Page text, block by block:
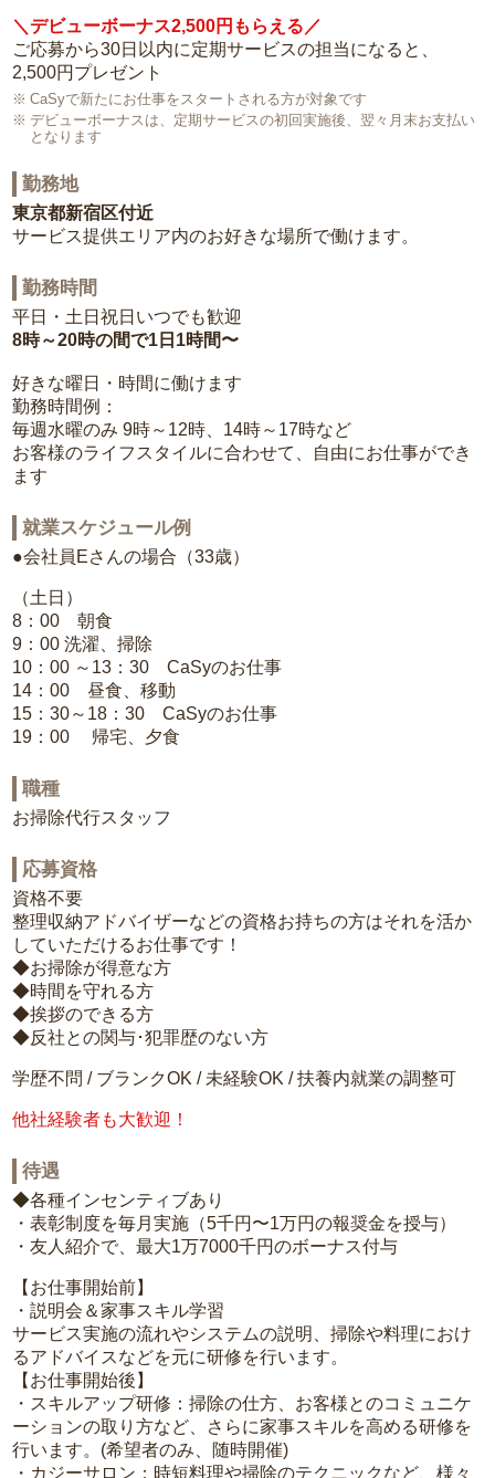
＼デビューボーナス2,500円もらえる／
ご応募から30日以内に定期サービスの担当になると、
2,500円プレゼント
CaSyで新たにお仕事をスタートされる方が対象です
デビューボーナスは、定期サービスの初回実施後、翌々月末お支払い
となります
勤務地
東京都新宿区付近
サービス提供エリア内のお好きな場所で働けます。
勤務時間
平日・土日祝日いつでも歓迎
8時～20時の間で1日1時間〜
好きな曜日・時間に働けます
勤務時間例：
毎週水曜のみ 9時～12時、14時～17時など
お客様のライフスタイルに合わせて、自由にお仕事ができ
ます
就業スケジュール例
●会社員Eさんの場合（33歳）
（土日）
8：00 朝食
9：00 洗濯、掃除
10：00 ～13：30 CaSyのお仕事
14：00 昼食、移動
15：30～18：30 CaSyのお仕事
19：00 帰宅、夕食
職種
お掃除代行スタッフ
応募資格
資格不要
整理収納アドバイザーなどの資格お持ちの方はそれを活か
していただけるお仕事です！
◆お掃除が得意な方
◆時間を守れる方
◆挨拶のできる方
◆反社との関与･犯罪歴のない方
学歴不問 / ブランクOK / 未経験OK / 扶養内就業の調整可
他社経験者も大歓迎！
待遇
◆各種インセンティブあり
・表彰制度を毎月実施（5千円〜1万円の報奨金を授与）
・友人紹介で、最大1万7000千円のボーナス付与
【お仕事開始前】
・説明会＆家事スキル学習
サービス実施の流れやシステムの説明、掃除や料理におけ
るアドバイスなどを元に研修を行います。
【お仕事開始後】
・スキルアップ研修：掃除の仕方、お客様とのコミュニケ
ーションの取り方など、さらに家事スキルを高める研修を
行います。(希望者のみ、随時開催)
・カジーサロン：時短料理や掃除のテクニックなど、様々